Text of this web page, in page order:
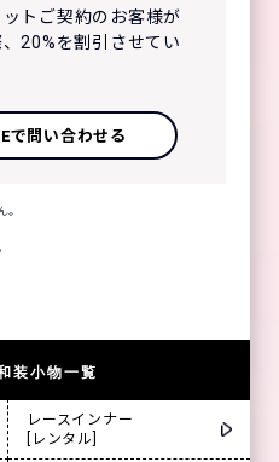
トご契約のお客様が
20%を割引させてい
で問い合わせる
。
装小物一覧
レースインナー
[レンタル]